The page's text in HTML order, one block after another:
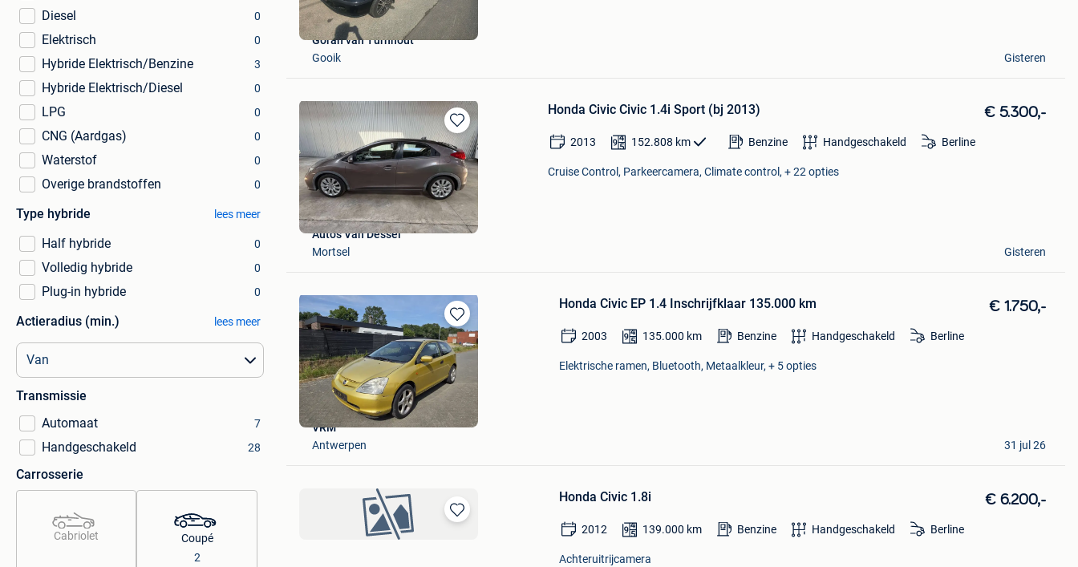
Diesel 0
Elektrisch 0
Hybride Elektrisch/Benzine 3
Hybride Elektrisch/Diesel 0
LPG 0
CNG (Aardgas) 0
Waterstof 0
Overige brandstoffen 0
Type hybride lees meer
Half hybride 0
Volledig hybride 0
Plug-in hybride 0
Actieradius (min.) lees meer
Transmissie
Automaat
7
Handgeschakeld 28
Carrosserie
Cabriolet
Coupé
2
Goran van Turnhout
Gooik
Gisteren
Bewaren
in
Mijn
Favorieten
Honda Civic Civic 1.4i Sport (bj 2013) € 5.300,-
2013 152.808 km Benzine Handgeschakeld Berline
Cruise Control, Parkeercamera, Climate control, + 22 opties
Auto's Van Dessel
Mortsel
Gisteren
Bewaren
in
Mijn
Favorieten
Honda Civic EP 1.4 Inschrijfklaar 135.000 km € 1.750,-
2003 135.000 km Benzine Handgeschakeld Berline
Elektrische ramen, Bluetooth, Metaalkleur, + 5 opties
VRM
Antwerpen
31 jul 26
Bewaren
Honda Civic 1.8i € 6.200,-
2012 139.000 km Benzine Handgeschakeld Berline
Achteruitrijcamera